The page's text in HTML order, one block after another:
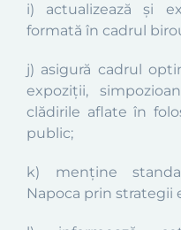
i) actualizează și
formată în cadrul
j) asigură cadrul
expoziții,
clădirile aflate în
public;
k) menține
Napoca prin strategii